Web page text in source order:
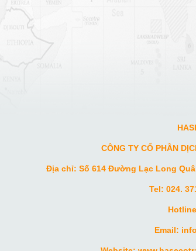
CÔNG TY CỔ PHẦN
Địa chỉ: Số 614 Đường Lạc Long
Tel: 024.
Email: info